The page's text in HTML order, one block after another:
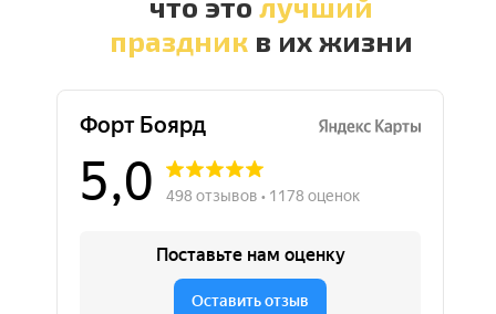
праздник в их жизни